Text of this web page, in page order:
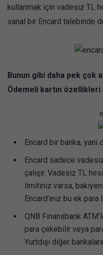
kullanmak için vadesiz TL
sanal bir Encard talebinde
Bunun gibi daha pek çok
Ödemeli kartın özellikleri
Encard bir banka, yani
Encard sadece
çalışır. Vadesiz TL
limitiniz varsa,
Encard’ınız bu ek
QNB Finansbank
para çekebilir veya
Yurtdışı diğer